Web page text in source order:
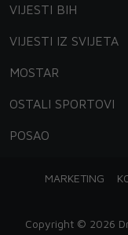
VIJESTI BIH
VIJESTI IZ SVIJETA
MOSTAR
OSTALI SPORTOVI
POSAO
MARKETING
Copyright © 2026